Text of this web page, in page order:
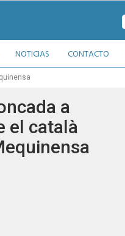
NOTICIAS CONTACTO
a
el català